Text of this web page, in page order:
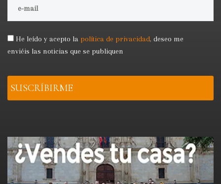
He leído y acepto la política de privacidad, deseo me
enviéis las noticias que se publiquen